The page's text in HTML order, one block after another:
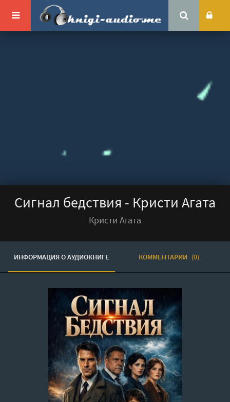
Сигнал бедствия - Кристи Агата
Кристи Агата
ИНФОРМАЦИЯ О АУДИОКНИГЕ КОММЕНТАРИИ (0)